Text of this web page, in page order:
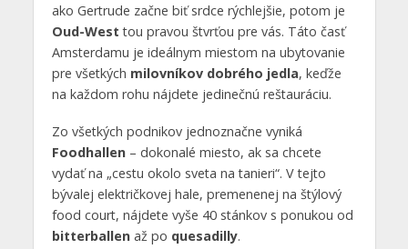
ako Gertrude začne biť srdce rýchlejšie, potom je
Oud-West tou pravou štvrťou pre vás. Táto časť
Amsterdamu je ideálnym miestom na ubytovanie
pre všetkých milovníkov dobrého jedla, keďže
na každom rohu nájdete jedinečnú reštauráciu.
Zo všetkých podnikov jednoznačne vyniká
Foodhallen– dokonalé miesto, ak sa chcete
vydať na „cestu okolo sveta na tanieri“. V tejto
bývalej električkovej hale, premenenej na štýlový
food court, nájdete vyše 40 stánkov s ponukou od
bitterballenaž po quesadilly.